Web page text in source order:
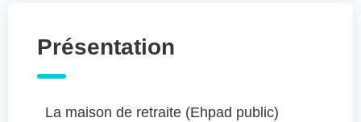
Présentation
La maison de retraite (Ehpad public)